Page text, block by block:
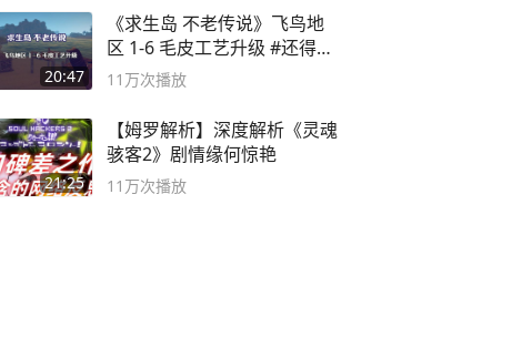
20:47
《求生岛 不老传说》飞鸟地
区 1-6 毛皮工艺升级 #还得是
主机大作
11万次播放
21:25
【姆罗解析】深度解析《灵魂
骇客2》剧情缘何惊艳
11万次播放